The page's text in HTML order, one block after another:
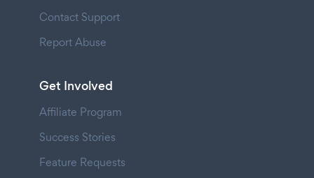
Contact Support
Report Abuse
Get Involved
Affiliate Program
Success Stories
Feature Requests